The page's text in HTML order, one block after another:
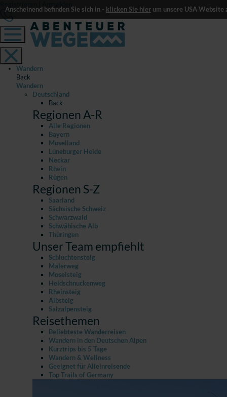
Anscheinend befinden Sie sich in - klicken Sie hier um unsere USA Website
Wandern
Back
Wandern
Deutschland
Back
Regionen A-R
Alle Regionen
Bayern
Moselland
Lüneburger Heide
Neckar
Rhein
Rügen
Regionen S-Z
Saarland
Sächsische Schweiz
Schwarzwald
Schwäbische Alb
Thüringen
Unser Team empfiehlt
Schluchtensteig
Malerweg
Moselsteig
Heidschnuckenweg
Rheinsteig
Albsteig
Salzalpensteig
Reisethemen
Beliebteste Wanderreisen
Wandern in den Deutschen Alpen
Kurztrips bis 5 Tage
Wandern & Wellness
Geeignet für Alleinreisende
Top Trails of Germany